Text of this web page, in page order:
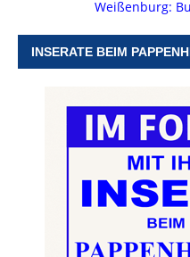
Weißenburg:
INSERATE BEIM